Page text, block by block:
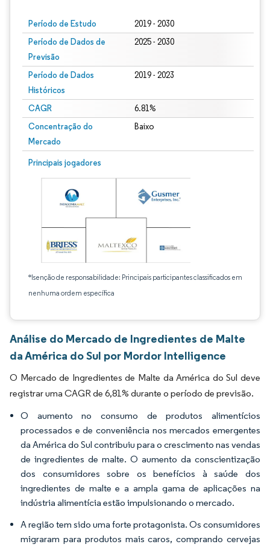
Período de Estudo 2019 - 2030
Período de Dados de
Previsão
2025 - 2030
Período de Dados
Históricos
2019 - 2023
CAGR 6.81%
Concentração do
Mercado
Baixo
Principais jogadores
*Isenção de responsabilidade: Principais participantes classificados em
nenhuma ordem específica
Análise do Mercado de Ingredientes de Malte
da América do Sul por Mordor Intelligence
O Mercado de Ingredientes de Malte da América do Sul deve
registrar uma CAGR de 6,81% durante o período de previsão.
O aumento no consumo de produtos alimentícios
processados e de conveniência nos mercados emergentes
da América do Sul contribuiu para o crescimento nas vendas
de ingredientes de malte. O aumento da conscientização
dos consumidores sobre os benefícios à saúde dos
ingredientes de malte e a ampla gama de aplicações na
indústria alimentícia estão impulsionando o mercado.
A região tem sido uma forte protagonista. Os consumidores
migraram para produtos mais caros, comprando cervejas